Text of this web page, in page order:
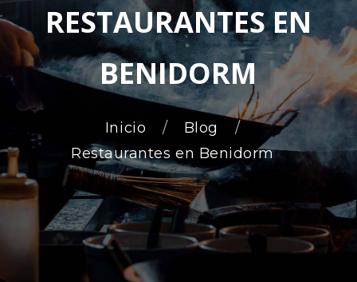
RESTAURANTES EN
BENIDORM
Inicio
Blog
Restaurantes en Benidorm